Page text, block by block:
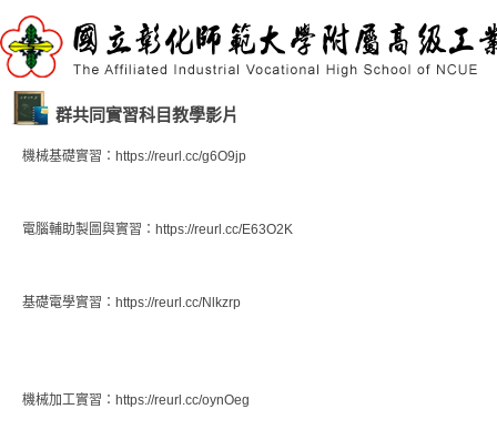
群共同實習科目教學影片
機械基礎實習：https://reurl.cc/g6O9jp
電腦輔助製圖與實習：https://reurl.cc/E63O2K
基礎電學實習：https://reurl.cc/Nlkzrp
機械加工實習：https://reurl.cc/oynOeg